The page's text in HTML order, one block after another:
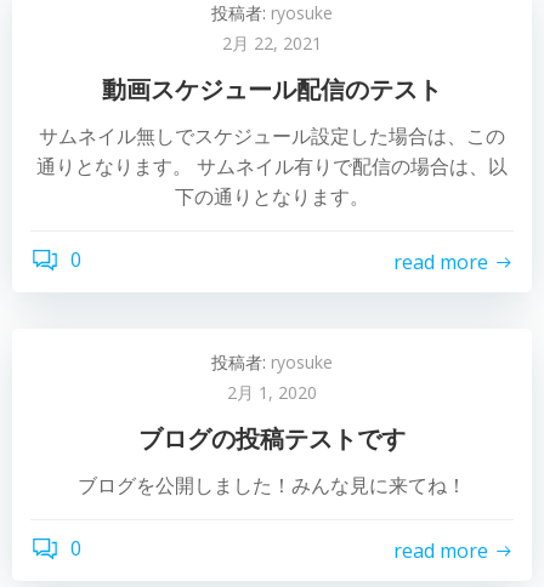
投稿者: ryosuke
2月 22, 2021
動画スケジュール配信のテスト
サムネイル無しでスケジュール設定した場合は、この
通りとなります。 サムネイル有りで配信の場合は、以
下の通りとなります。
0 read more
投稿者: ryosuke
2月 1, 2020
ブログの投稿テストです
ブログを公開しました！みんな見に来てね！
0 read more